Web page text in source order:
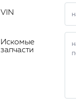
VIN
Искомые
запчасти